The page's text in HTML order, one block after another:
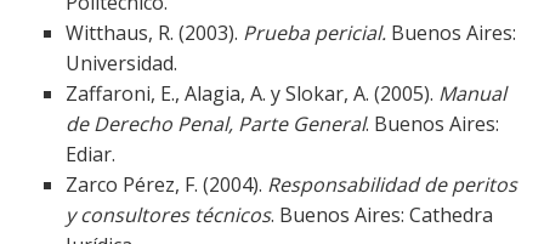
Witthaus, R. (2003). Prueba pericial.Buenos Aires:
Universidad.
Zaffaroni, E., Alagia, A. y Slokar, A. (2005). Manual
de Derecho Penal, Parte General. Buenos Aires:
Ediar.
Zarco Pérez, F. (2004). Responsabilidad de peritos
y consultores técnicos. Buenos Aires: Cathedra